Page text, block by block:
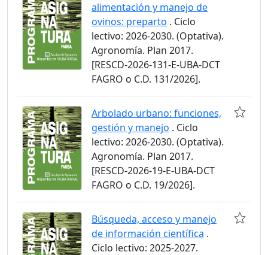
alimentación y manejo de
ovinos: preparto . Ciclo
lectivo: 2026-2030. (Optativa).
Agronomía. Plan 2017.
[RESCD-2026-131-E-UBA-DCT
FAGRO o C.D. 131/2026].
Arbolado urbano: funciones,
gestión y manejo . Ciclo
lectivo: 2026-2030. (Optativa).
Agronomía. Plan 2017.
[RESCD-2026-19-E-UBA-DCT
FAGRO o C.D. 19/2026].
Búsqueda, acceso y manejo
de información científica .
Ciclo lectivo: 2025-2027.